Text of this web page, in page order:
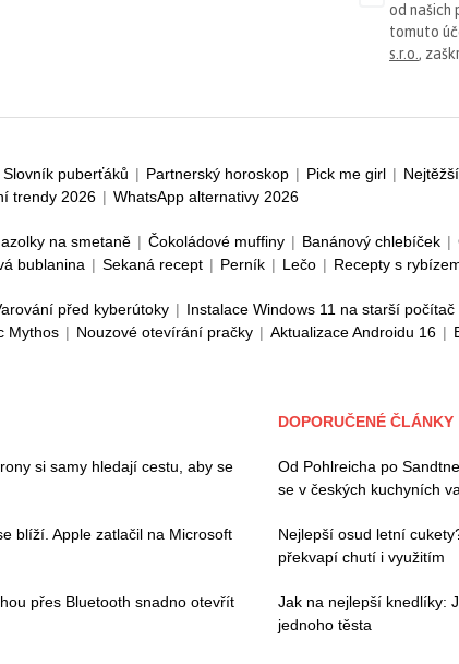
od našich
tomuto
s.r.o. ,
Slovník puberťáků | Partnerský horoskop | Pick me girl |
trendy 2026 | WhatsApp alternativy 2026
na smetaně | Čokoládové muffiny | Banánový chlebíček |
bublanina | Sekaná recept | Perník | Lečo | Recepty s
před kyberútoky | Instalace Windows 11 na starší počítač
Mythos | Nouzové otevírání pračky | Aktualizace Androidu 16 |
si samy hledají cestu, aby se
blíží. Apple zatlačil na Microsoft
přes Bluetooth snadno otevřít
DOPORUČENÉ ČLÁNKY
Od Pohlreicha po
se v českých kuchyních
Nejlepší osud letní
překvapí chutí i využitím
Jak na nejlepší knedlíky:
jednoho těsta